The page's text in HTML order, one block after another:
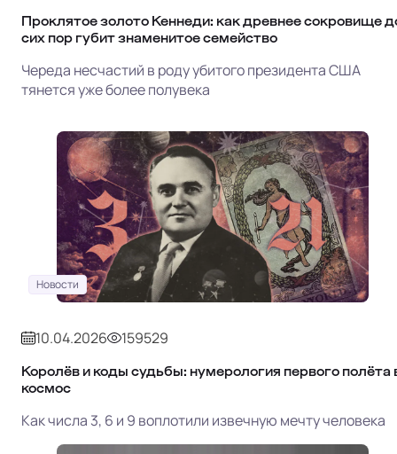
Проклятое золото Кеннеди: как древнее сокровище
сих пор губит знаменитое семейство
Череда несчастий в роду убитого президента США
тянется уже более полувека
Новости
10.04.2026 159529
Королёв и коды судьбы: нумерология первого полёта
космос
Как числа 3, 6 и 9 воплотили извечную мечту человека